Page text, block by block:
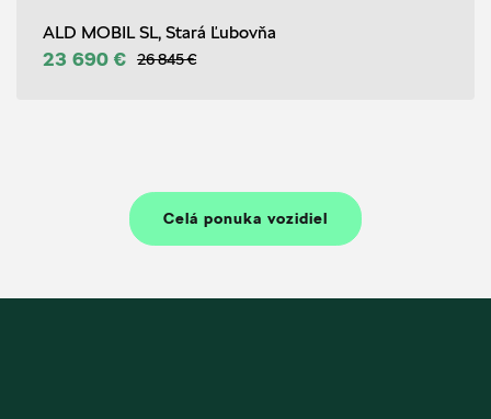
ALD MOBIL SL, Stará Ľubovňa
23 690 € 26 845 €
Celá ponuka vozidiel